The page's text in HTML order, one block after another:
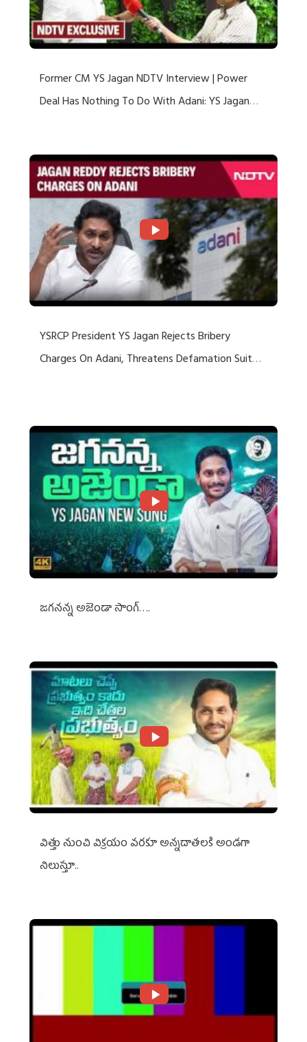
Former CM YS Jagan NDTV Interview | Power
Deal Has Nothing To Do With Adani: YS Jagan
YSRCP President YS Jagan Rejects Bribery
Charges On Adani, Threatens Defamation Suit
జగనన్న అజెండా సాంగ్….
విత్తు నుంచి విక్రయం వరకూ అన్నదాతలకి అండగా
నిలుస్తూ..